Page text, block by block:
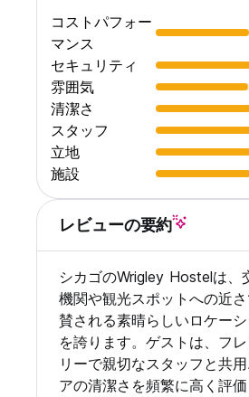
コストパフォー
マンス
セキュリティ
雰囲気
清潔さ
スタッフ
立地
施設
レビューの要約
シカゴのWrigley Hostelは、
機関や観光スポットへの近
賛される素晴らしいロケー
を誇ります。ゲストは、フ
リーで親切なスタッフと共用
アの清潔さを頻繁に高く評